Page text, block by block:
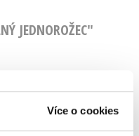
Více o cookies
JEDNOROŽEC"